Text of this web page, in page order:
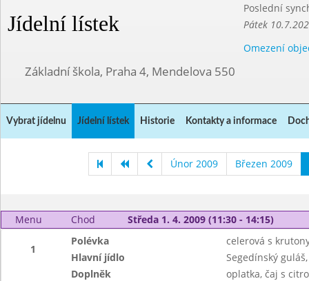
Jídelní lístek
Poslední
Pátek
Omezení
Základní škola, Praha 4, Mendelova 550
Vybrat jídelnu Jídelní lístek Historie Kontakty a informace
Únor 2009 Březen 2009
Menu Chod Středa 1. 4. 2009 (11:30 - 14:15)
1
Polévka
celerová s
Hlavní jídlo
Segedínský
Doplněk
oplatka, čaj s